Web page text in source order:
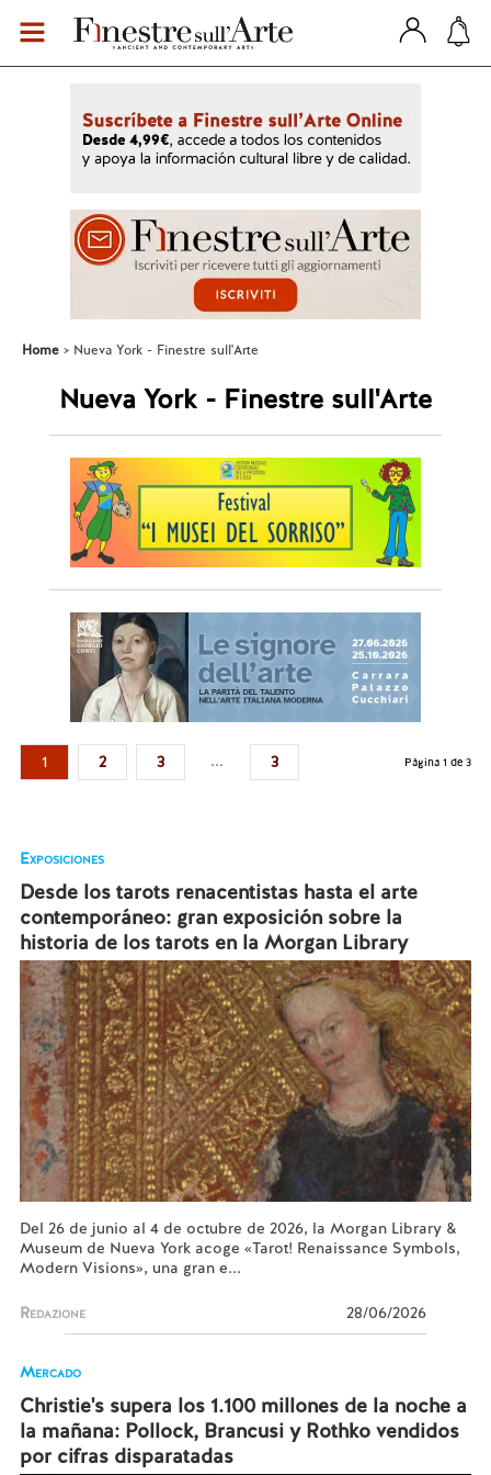
Home Nueva York - Finestre sull'Arte
Nueva York - Finestre sull'Arte
1 2 3 ... 3 Página 1 de 3
Exposiciones
Desde los tarots renacentistas hasta el arte
contemporáneo: gran exposición sobre la
historia de los tarots en la Morgan Library
Del 26 de junio al 4 de octubre de 2026, la Morgan Library &
Museum de Nueva York acoge «Tarot! Renaissance Symbols,
Modern Visions», una gran e...
Redazione 28/06/2026
Mercado
Christie's supera los 1.100 millones de la noche a
la mañana: Pollock, Brancusi y Rothko vendidos
por cifras disparatadas